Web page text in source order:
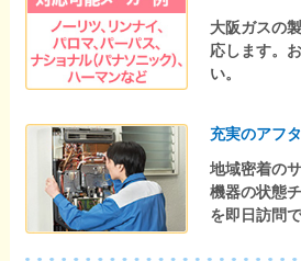
大阪ガスの
応します。
い。
充実のアフ
地域密着の
機器の状態
を即日訪問